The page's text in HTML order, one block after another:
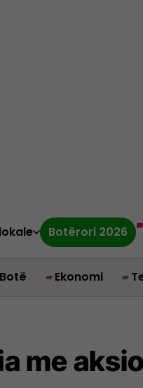
Botërori 2026
Botë Ekonomi
me